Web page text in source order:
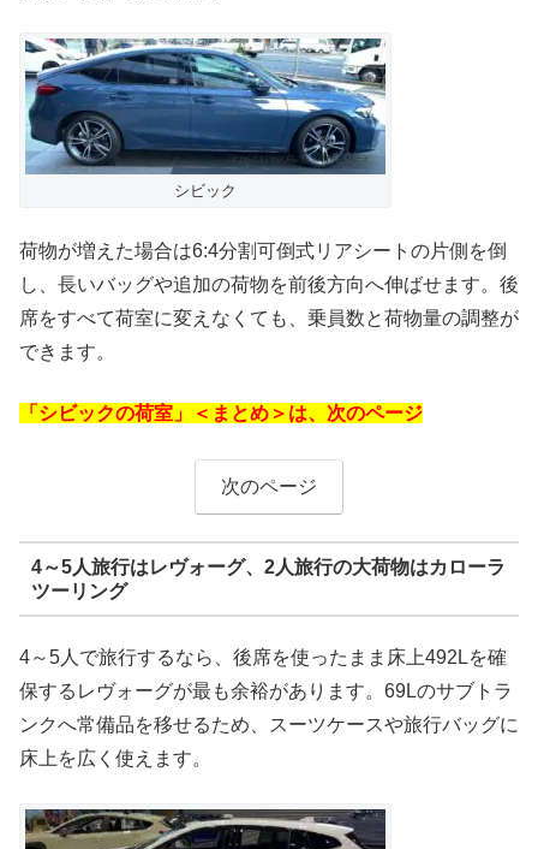
シビック
荷物が増えた場合は6:4分割可倒式リアシートの片側を倒
し、長いバッグや追加の荷物を前後方向へ伸ばせます。後
席をすべて荷室に変えなくても、乗員数と荷物量の調整が
できます。
「シビックの荷室」＜まとめ＞は、次のページ
次のページ
4～5人旅行はレヴォーグ、2人旅行の大荷物はカローラ
ツーリング
4～5人で旅行するなら、後席を使ったまま床上492Lを確
保するレヴォーグが最も余裕があります。69Lのサブトラ
ンクへ常備品を移せるため、スーツケースや旅行バッグに
床上を広く使えます。